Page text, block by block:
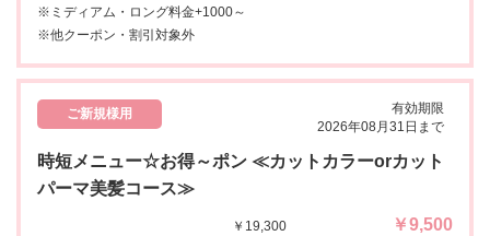
※ミディアム・ロング料金+1000～
※他クーポン・割引対象外
ご新規様用
有効期限
2026年08月31日まで
時短メニュー☆お得～ポン ≪カットカラーorカット
パーマ美髪コース≫
￥19,300 ￥9,500